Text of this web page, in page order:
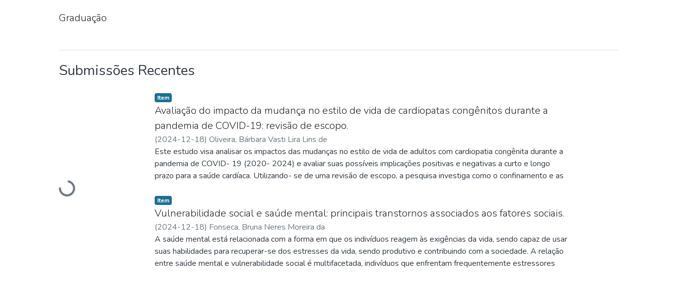
Graduação
Submissões Recentes
Carregando...
Item
Avaliação do impacto da mudança no estilo de vida de cardiopatas congênitos durante a
pandemia de COVID-19: revisão de escopo.
(2024-12-18) Oliveira, Bárbara Vasti Lira Lins de
Este estudo visa analisar os impactos das mudanças no estilo de vida de adultos com cardiopatia congênita durante a
pandemia de COVID- 19 (2020- 2024) e avaliar suas possíveis implicações positivas e negativas a curto e longo
prazo para a saúde cardíaca. Utilizando- se de uma revisão de escopo, a pesquisa investiga como o confinamento e as
população. A análise qualitativa dos estudos selecionados indica que a pandemia exacerbou os fatores de risco
cardiovasculares, assim comprometendo o prognóstico dos pacientes. Destaca- se a importância de estratégias
combinadas para mitigar os efeitos adversos, bem como a necessidade de adaptar as políticas de saúde pública para
melhor atender às necessidades desta população vulnerável. A pesquisa sublinha a relevância de se avançar nas
investigações para otimizar os tratamentos e explorar novas tecnologias terapêuticas, garantindo a eficácia das
intervenções e melhorando a qualidade de vida dos pacientes cardiopatas congênitos pós- covid.
Item
Vulnerabilidade social e saúde mental: principais transtornos associados aos fatores sociais.
(2024-12-18) Fonseca, Bruna Neres Moreira da
A saúde mental está relacionada com a forma em que os indivíduos reagem às exigências da vida, sendo capaz de usar
suas habilidades para recuperar-se dos estresses da vida, sendo produtivo e contribuindo com a sociedade. A relação
entre saúde mental e vulnerabilidade social é multifacetada, indivíduos que enfrentam frequentemente estressores